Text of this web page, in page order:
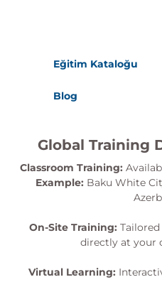
Eğitim Kataloğu
Blog
Global Training
Classroom Training:
Example: Baku White
On-Site Training:
directly at your
Virtual Learning: